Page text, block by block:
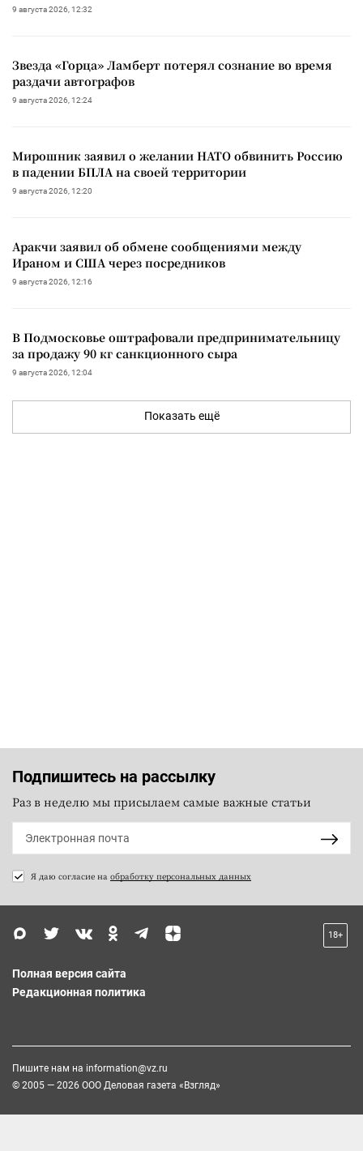
9 августа 2026, 12:32
Звезда «Горца» Ламберт потерял сознание во время
раздачи автографов
9 августа 2026, 12:24
Мирошник заявил о желании НАТО обвинить Россию
в падении БПЛА на своей территории
9 августа 2026, 12:20
Аракчи заявил об обмене сообщениями между
Ираном и США через посредников
9 августа 2026, 12:16
В Подмосковье оштрафовали предпринимательницу
за продажу 90 кг санкционного сыра
9 августа 2026, 12:04
Показать ещё
Подпишитесь на рассылку
Раз в неделю мы присылаем самые важные статьи
Я даю согласие на обработку персональных данных
18+
Полная версия сайта
Редакционная политика
Пишите нам на information@vz.ru
© 2005 — 2026 ООО Деловая газета «Взгляд»